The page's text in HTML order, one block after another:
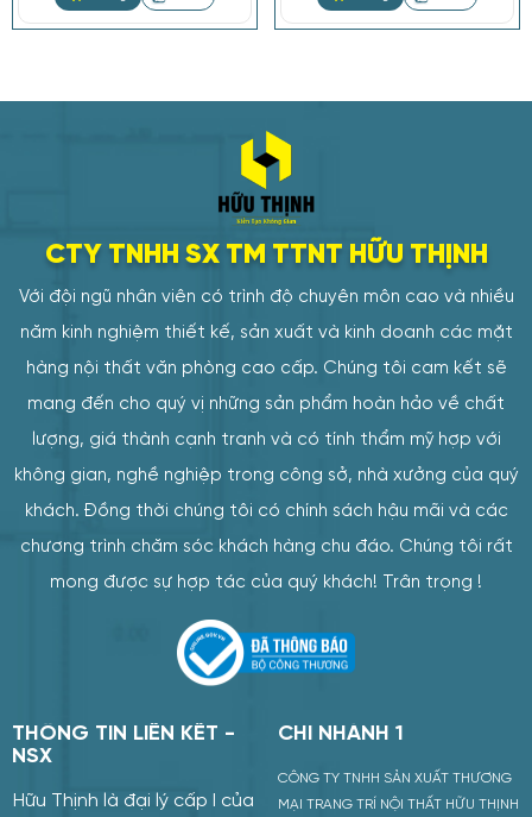
CTY TNHH SX TM TTNT HỮU THỊNH
Với đội ngũ nhân viên có trình độ chuyên môn cao và nhiều
năm kinh nghiệm thiết kế, sản xuất và kinh doanh các mặt
hàng nội thất văn phòng cao cấp. Chúng tôi cam kết sẽ
mang đến cho quý vị những sản phẩm hoàn hảo về chất
lượng, giá thành cạnh tranh và có tính thẩm mỹ hợp với
không gian, nghề nghiệp trong công sở, nhà xưởng của quý
khách. Đồng thời chúng tôi có chính sách hậu mãi và các
chương trình chăm sóc khách hàng chu đáo. Chúng tôi rất
mong được sự hợp tác của quý khách! Trân trọng !
THÔNG TIN LIÊN KẾT -
NSX
Hữu Thịnh là đại lý cấp I của
CHI NHÁNH 1
CÔNG TY TNHH SẢN XUẤT THƯƠNG
MẠI TRANG TRÍ NỘI THẤT HỮU THỊNH